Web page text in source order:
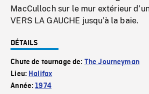
MacCulloch sur le mur extérieur
VERS LA GAUCHE jusqu’à la baie.
DÉTAILS
Chute de tournage de: The Journeyman
Lieu: Halifax
Année:1974